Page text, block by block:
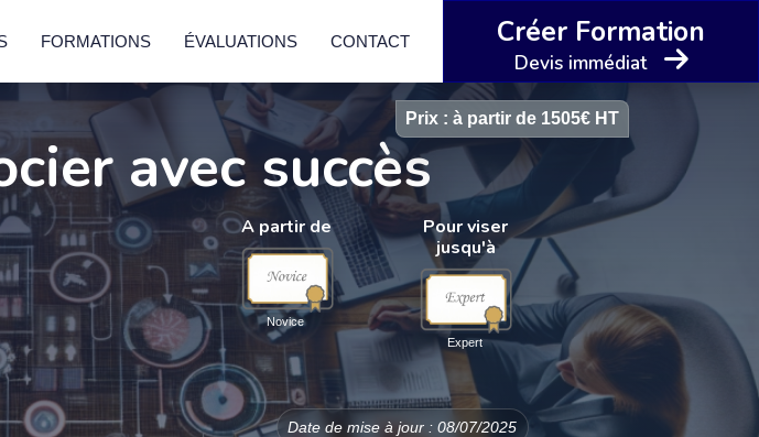
FORMATIONS ÉVALUATIONS CONTACT Créer Formation
Devis immédiat
avec succès
Prix : à partir de 1505€ HT
A partir de
Novice
Pour viser
jusqu'à
Expert
Date de mise à jour : 08/07/2025